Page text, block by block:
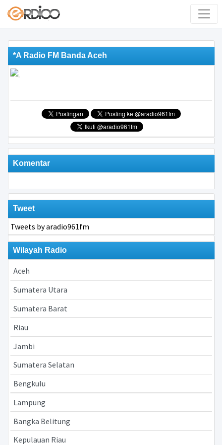
*A Radio FM Banda Aceh
Komentar
Tweet
Tweets by aradio961fm
Wilayah Radio
Aceh
Sumatera Utara
Sumatera Barat
Riau
Jambi
Sumatera Selatan
Bengkulu
Lampung
Bangka Belitung
Kepulauan Riau